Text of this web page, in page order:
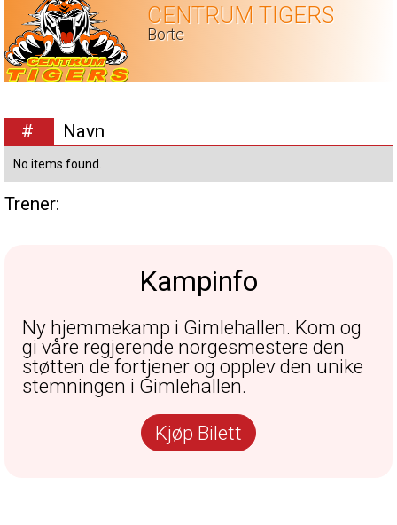
CENTRUM TIGERS
Borte
# Navn
No items found.
Trener:
Kampinfo
Ny hjemmekamp i Gimlehallen. Kom og
gi våre regjerende norgesmestere den
støtten de fortjener og opplev den unike
stemningen i Gimlehallen.
Kjøp Bilett